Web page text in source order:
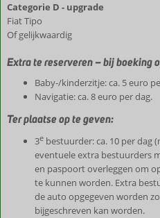
Categorie D - upgrade
Fiat Tipo
Of gelijkwaardig
Extra te reserveren – bij boeking
Baby-/kinderzitje: ca. 5 euro
Navigatie: ca. 8 euro per dag.
Ter plaatse op te geven:
3e bestuurder: ca. 10 per dag
eventuele extra bestuurders
en paspoort overleggen om
te kunnen worden. Extra
de auto opgegeven worden
bijgeschreven kan worden.